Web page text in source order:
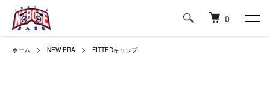
0
ホーム NEW ERA FITTEDキャップ